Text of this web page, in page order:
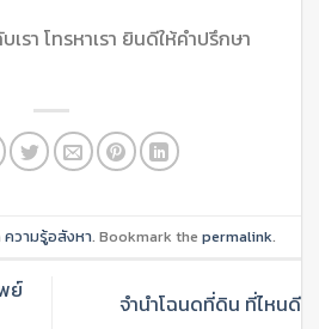
เรา โทรหาเรา ยินดีให้คำปรึกษา
ความรู้อสังหา. Bookmark thepermalink.
ย์
จำนำโฉนดที่ดิน ที่ไหนดี